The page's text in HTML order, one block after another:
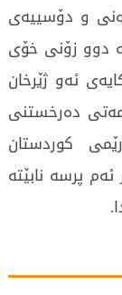
و دۆسییەی
دوو زۆنی خۆی
ئەو ژێرخان
دەرخستنی
کوردستان
پرسە نابێتە